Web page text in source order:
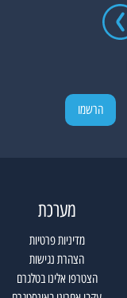
מערכת
מדיניות פרטיות
הצהרת נגישות
הצטרפו אלינו בטלגרם